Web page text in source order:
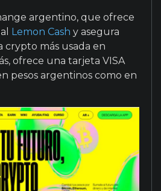
argentino, que ofrece
Lemon Cash y asegura
crypto más usada en
ofrece una tarjeta VISA
pesos argentinos como en